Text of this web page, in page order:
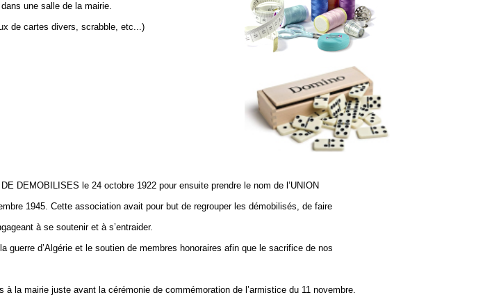
une salle de la mairie.
de cartes divers, scrabble, etc...)
DEMOBILISES le 24 octobre 1922 pour ensuite prendre le nom de l’UNION
1945. Cette association avait pour but de regrouper les démobilisés, de faire
à se soutenir et à s’entraider.
guerre d’Algérie et le soutien de membres honoraires afin que le sacrifice de nos
la mairie juste avant la cérémonie de commémoration de l’armistice du 11 novembre.